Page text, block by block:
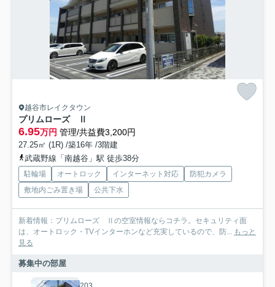
越谷市レイクタウン
プリムローズ Ⅱ
6.95万円 管理/共益費3,200円
27.25㎡ (1R) /築16年 /3階建
武蔵野線「南越谷」駅 徒歩38分
駐輪場 オートロック インターネット対応
防犯カメラ
敷地内ごみ置き場
公共下水
新着情報：プリムローズ Ⅱの空室情報ならコチラ。セキュリティ面
は、オートロック・TVインターホンなど充実しているので、防... もっと
見る
募集中の部屋